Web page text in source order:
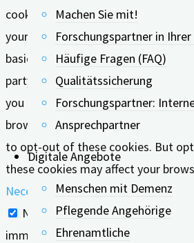
Machen Sie mit!
Forschungspartner in Ihrer
Häufige Fragen (FAQ)
Qualitätssicherung
Forschungspartner:
Ansprechpartner
Digitale Angebote
Menschen mit Demenz
Pflegende Angehörige
Ehrenamtliche
cookies that are categorized as
your browser as they are essential
basic functionalities of the website.
party cookies that help us analyze
you use this website. These cookies
browser only with your consent. You
to opt-out of these cookies. But
these cookies may affect your
Necessary
Necessary
immer aktiv